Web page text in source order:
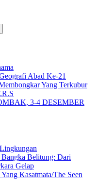
Abad Ke-21
Yang Terkubur
3-4 DESEMBER
Belitung: Dari
Gelap
Kasatmata/The Seen